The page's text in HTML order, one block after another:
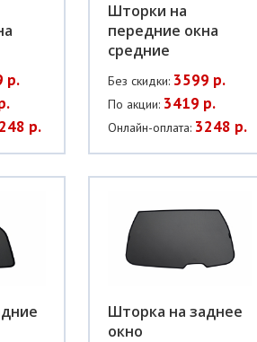
р.
р.
Шторки на
передние окна
средние
Без скидки: 3599 р.
По акции: 3419 р.
Онлайн-оплата: 3248 р.
Шторка на заднее
окно